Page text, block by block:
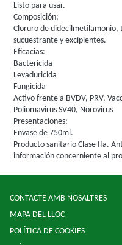
Listo para usar.
Composición:
Cloruro de didecilmetilamonio,
sucuestrante y excipientes.
Eficacias:
Bactericida
Levaduricida
Fungicida
Activo frente a BVDV, PRV,
Poliomavirus SV40, Norovirus
Presentaciones:
Envase de 750ml.
Producto sanitario Clase IIa.
información concerniente al
CONTACTE AMB NOSALTRES
MAPA DEL LLOC
POLÍTICA DE COOKIES